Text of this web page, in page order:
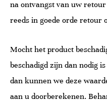
na ontvangst van uw
reeds in goede orde retour
Mocht het product
beschadigd zijn dan nodig
dan kunnen we deze
aan u doorberekenen.